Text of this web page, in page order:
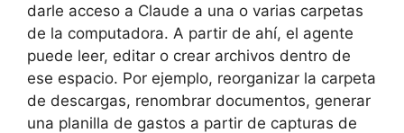
darle acceso a Claude a una o varias carpetas
de la computadora. A partir de ahí, el agente
puede leer, editar o crear archivos dentro de
ese espacio. Por ejemplo, reorganizar la carpeta
de descargas, renombrar documentos, generar
una planilla de gastos a partir de capturas de